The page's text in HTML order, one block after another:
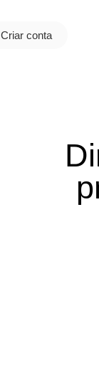
Criar conta